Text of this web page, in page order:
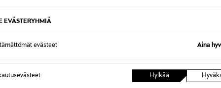
EVÄSTERYHMIÄ
evästeet Aina
Hylkää
Brush -
Eyes
sivellin
Original
12,90 €